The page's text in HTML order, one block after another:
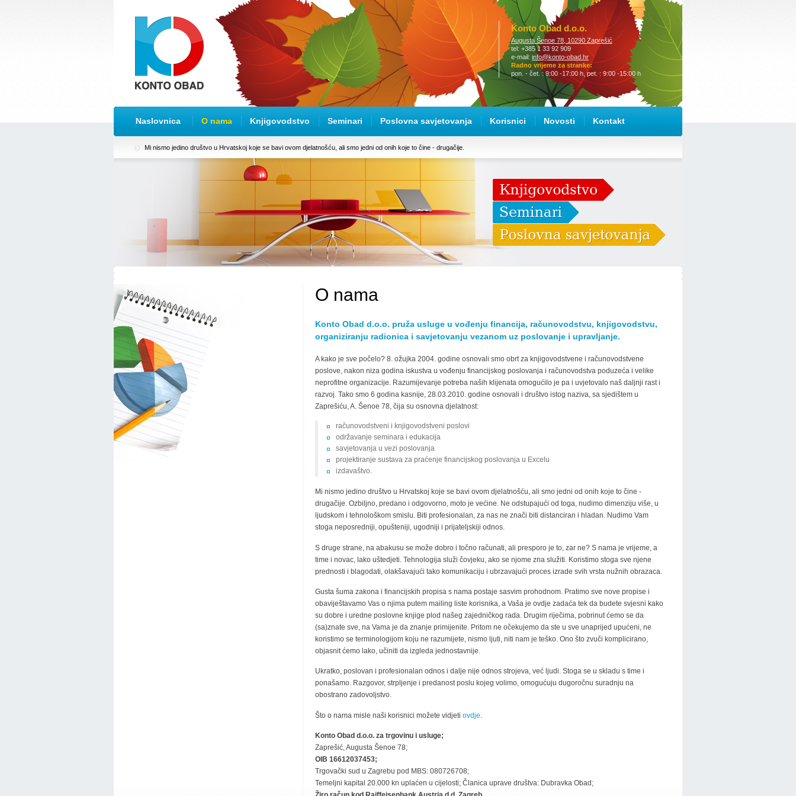
Konto Obad d.o.o.
Augusta Šenoe 78, 10290 Zaprešić
tel: +385 1 33 92 909
e-mail: info@konto-obad.hr
Radno vrijeme za stranke:
pon. - čet. : 9:00 -17:00 h, pet. : 9:00 -15:00 h
Naslovnica O nama Knjigovodstvo Seminari Poslovna savjetovanja Korisnici Novosti Kontakt
Mi nismo jedino društvo u Hrvatskoj koje se bavi ovom djelatnošću, ali smo jedni od onih koje to čine - drugačije.
O nama
Konto Obad d.o.o. pruža usluge u vođenju financija, računovodstvu, knjigovodstvu,
organiziranju radionica i savjetovanju vezanom uz poslovanje i upravljanje.
A kako je sve počelo? 8. ožujka 2004. godine osnovali smo obrt za knjigovodstvene i računovodstvene
poslove, nakon niza godina iskustva u vođenju financijskog poslovanja i računovodstva poduzeća i velike
neprofitne organizacije. Razumijevanje potreba naših klijenata omogućilo je pa i uvjetovalo naš daljnji rast i
razvoj. Tako smo 6 godina kasnije, 28.03.2010. godine osnovali i društvo istog naziva, sa sjedištem u
Zaprešiću, A. Šenoe 78, čija su osnovna djelatnost:
računovodstveni i knjigovodstveni poslovi
održavanje seminara i edukacija
savjetovanja u vezi poslovanja
projektiranje sustava za praćenje financijskog poslovanja u Excelu
izdavaštvo.
Mi nismo jedino društvo u Hrvatskoj koje se bavi ovom djelatnošću, ali smo jedni od onih koje to čine -
drugačije. Ozbiljno, predano i odgovorno, moto je većine. Ne odstupajući od toga, nudimo dimenziju više, u
ljudskom i tehnološkom smislu. Biti profesionalan, za nas ne znači biti distanciran i hladan. Nudimo Vam
stoga neposredniji, opušteniji, ugodniji i prijateljskiji odnos.
S druge strane, na abakusu se može dobro i točno računati, ali presporo je to, zar ne? S nama je vrijeme, a
time i novac, lako uštedjeti. Tehnologija služi čovjeku, ako se njome zna služiti. Koristimo stoga sve njene
prednosti i blagodati, olakšavajući tako komunikaciju i ubrzavajući proces izrade svih vrsta nužnih obrazaca.
Gusta šuma zakona i financijskih propisa s nama postaje sasvim prohodnom. Pratimo sve nove propise i
obaviještavamo Vas o njima putem mailing liste korisnika, a Vaša je ovdje zadaća tek da budete svjesni kako
su dobre i uredne poslovne knjige plod našeg zajedničkog rada. Drugim riječima, pobrinut ćemo se da
(sa)znate sve, na Vama je da znanje primijenite. Pritom ne očekujemo da ste u sve unaprijed upućeni, ne
koristimo se terminologijom koju ne razumijete, nismo ljuti, niti nam je teško. Ono što zvuči komplicirano,
objasnit ćemo lako, učiniti da izgleda jednostavnije.
Ukratko, poslovan i profesionalan odnos i dalje nije odnos strojeva, već ljudi. Stoga se u skladu s time i
ponašamo. Razgovor, strpljenje i predanost poslu kojeg volimo, omogućuju dugoročnu suradnju na
obostrano zadovoljstvo.
Što o nama misle naši korisnici možete vidjeti ovdje
Konto Obad d.o.o. za trgovinu i usluge;
Zaprešić, Augusta Šenoe 78;
OIB 16612037453;
Trgovački sud u Zagrebu pod MBS: 080726708;
Temeljni kapital 20.000 kn uplaćen u cijelosti; Članica uprave društva: Dubravka Obad;